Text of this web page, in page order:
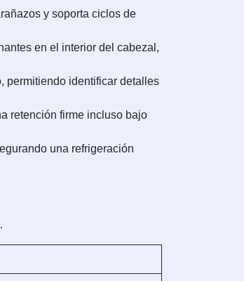
y soporta ciclos de
en el interior del cabezal,
permitiendo identificar detalles
retención firme incluso bajo
una refrigeración